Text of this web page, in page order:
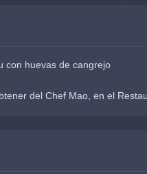
con huevas de cangrejo
del Chef Mao, en el